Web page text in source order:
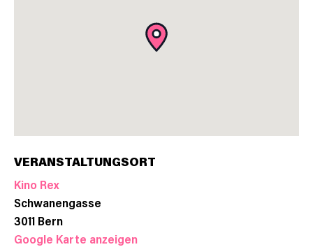
VERANSTALTUNGSORT
Kino Rex
Schwanengasse
3011 Bern
Google Karte anzeigen